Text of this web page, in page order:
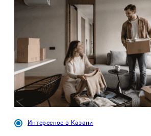
Интересное в Казани